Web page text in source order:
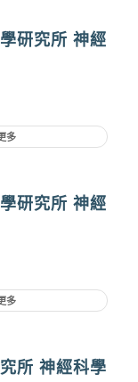
研究所 神經
多
研究所 神經
多
所 神經科學